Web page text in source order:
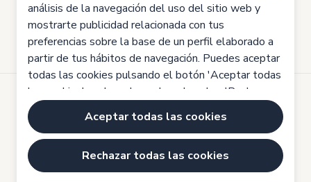
Desarrollado por
Aviso legal
Política de cookies
análisis de la navegación del uso del sitio web y
mostrarte publicidad relacionada con tus
preferencias sobre la base de un perfil elaborado a
partir de tus hábitos de navegación. Puedes aceptar
todas las cookies pulsando el botón 'Aceptar todas
las cookies', rechazarlas pulsando sobre 'Rechazar
todas las cookies' o configurarlas haciendo clic en
'Configuración de cookies'. Haz clic aquí para saber
más:Política de cookies
Aceptar todas las cookies
Rechazar todas las cookies